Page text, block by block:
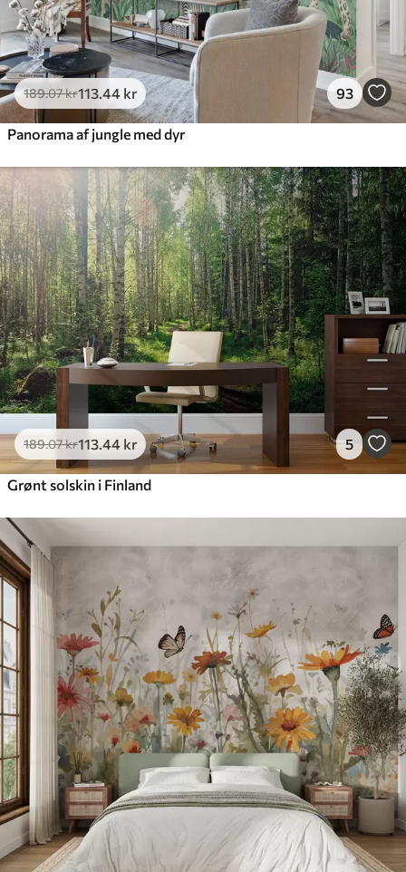
189.07kr113.44 kr 93
Panorama af jungle med dyr
189.07kr113.44 kr 5
Grønt solskin i Finland